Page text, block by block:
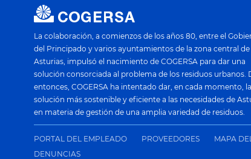
La colaboración, a comienzos de los años 80, entre el
del Principado y varios ayuntamientos de la zona central de
Asturias, impulsó el nacimiento de COGERSA para dar una
solución consorciada al problema de los residuos urbanos.
entonces, COGERSA ha intentado dar, en cada momento, la
solución más sostenible y eficiente a las necesidades de
en materia de gestión de una amplia variedad de residuos.
PORTAL DEL EMPLEADO PROVEEDORES MAPA
DENUNCIAS